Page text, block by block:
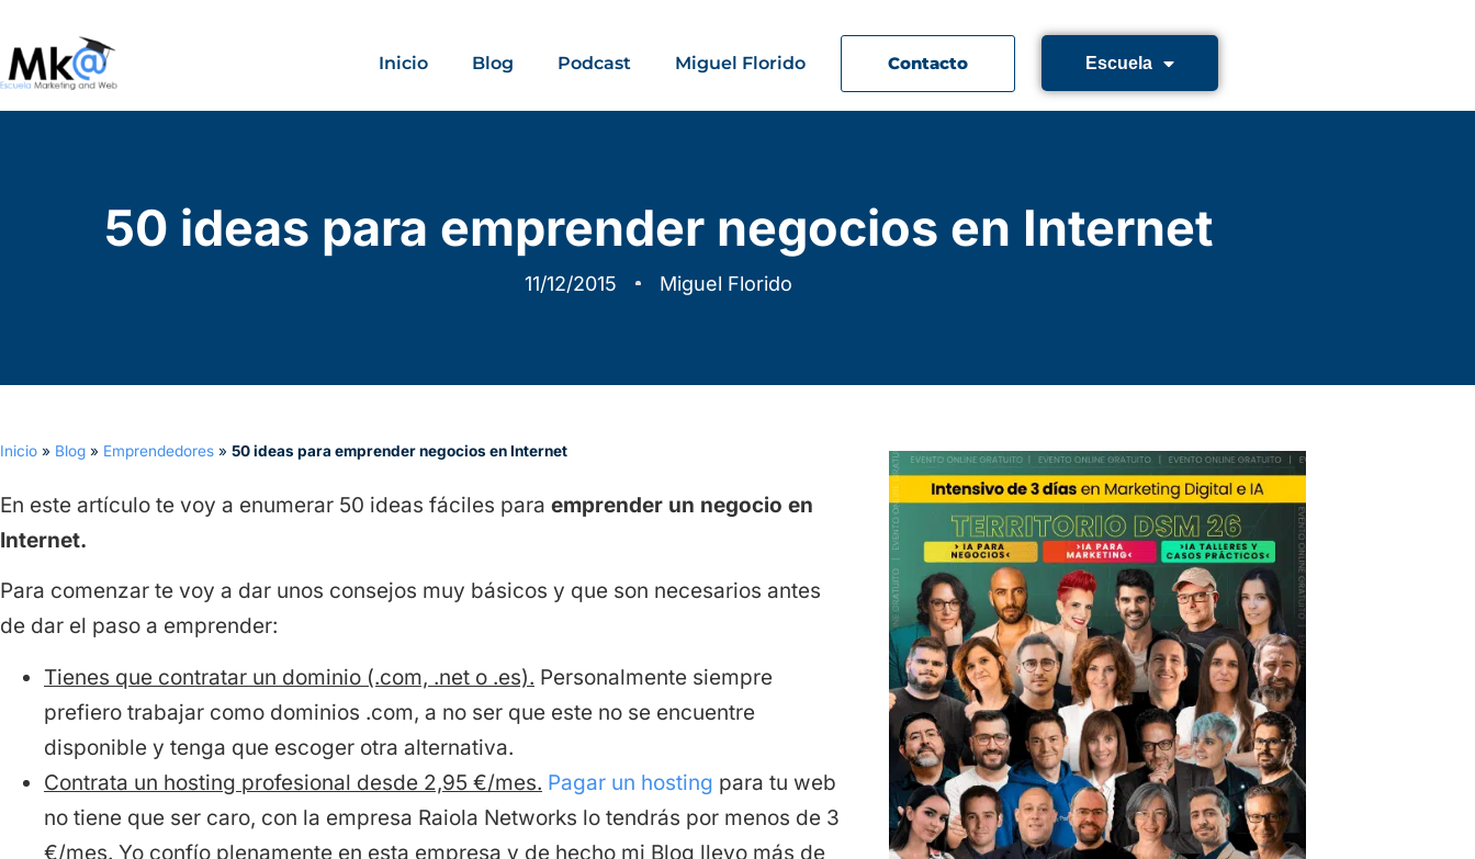
Inicio Blog Podcast Miguel Florido Contacto Escuela
50 ideas para emprender negocios en Internet
11/12/2015 Miguel Florido
Inicio » Blog » Emprendedores » 50 ideas para emprender negocios en Internet
En este artículo te voy a enumerar 50 ideas fáciles para emprender un negocio en
Internet.
Para comenzar te voy a dar unos consejos muy básicos y que son necesarios antes
de dar el paso a emprender:
Tienes que contratar un dominio (.com, .net o .es). Personalmente siempre
prefiero trabajar como dominios .com, a no ser que este no se encuentre
disponible y tenga que escoger otra alternativa.
Contrata un hosting profesional desde 2,95 €/mes. Pagar un hosting para tu web
no tiene que ser caro, con la empresa Raiola Networks lo tendrás por menos de 3
€/mes. Yo confío plenamente en esta empresa y de hecho mi Blog llevo más de